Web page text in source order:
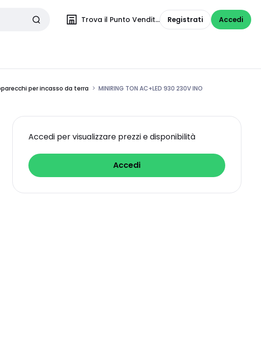
Trova il Punto Vendita Registrati Accedi
per incasso da terra MINIRING TON AC+LED 930 230V INO
Accedi per visualizzare prezzi e disponibilità
Accedi